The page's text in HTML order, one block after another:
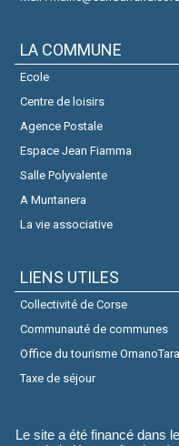
LA COMMUNE
Ecole
Centre de loisirs
Agence Postale
Espace Jean Fiamma
Salle Polyvalente
A Muntanera
La vie associative
LIENS UTILES
Collectivité de Corse
Communauté de communes
Office du tourisme
Taxe de séjour
Le site a été financé dans